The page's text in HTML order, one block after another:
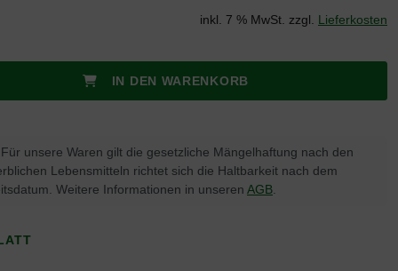
inkl. 7 % MwSt. zzgl. Lieferkosten
IN DEN WARENKORB
unsere Waren gilt die gesetzliche Mängelhaftung nach den
Lebensmitteln richtet sich die Haltbarkeit nach dem
Weitere Informationen in unseren AGB